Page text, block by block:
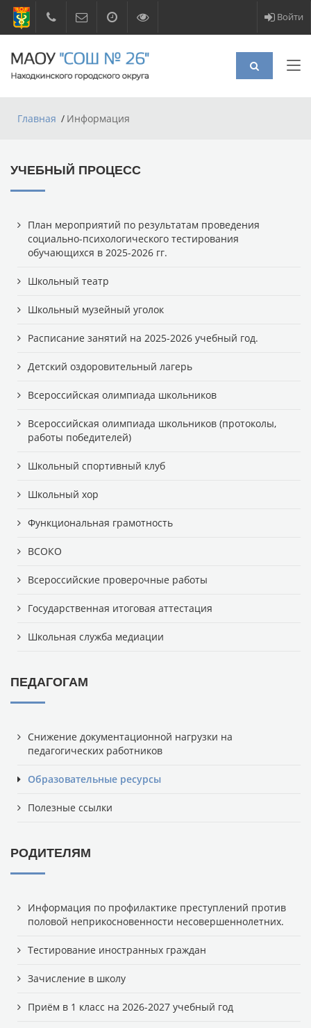
Войти
Главная Информация
УЧЕБНЫЙ ПРОЦЕСС
План мероприятий по результатам проведения
социально-психологического тестирования
обучающихся в 2025-2026 гг.
Школьный театр
Школьный музейный уголок
Расписание занятий на 2025-2026 учебный год.
Детский оздоровительный лагерь
Всероссийская олимпиада школьников
Всероссийская олимпиада школьников (протоколы,
работы победителей)
Школьный спортивный клуб
Школьный хор
Функциональная грамотность
ВСОКО
Всероссийские проверочные работы
Государственная итоговая аттестация
Школьная служба медиации
ПЕДАГОГАМ
Снижение документационной нагрузки на
педагогических работников
Образовательные ресурсы
Полезные ссылки
РОДИТЕЛЯМ
Информация по профилактике преступлений против
половой неприкосновенности несовершеннолетних.
Тестирование иностранных граждан
Зачисление в школу
Приём в 1 класс на 2026-2027 учебный год